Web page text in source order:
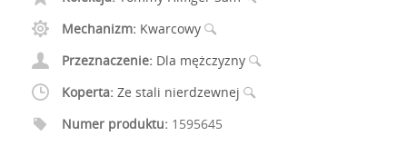
Mechanizm: Kwarcowy
Przeznaczenie: Dla mężczyzny
Koperta: Ze stali nierdzewnej
Numer produktu: 1595645